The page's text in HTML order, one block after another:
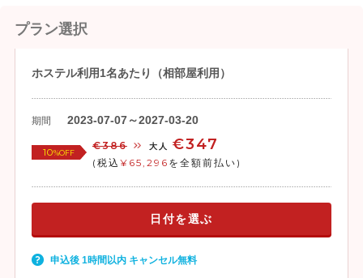
プラン選択
ホステル利用1名あたり（相部屋利用）
期間 2023-07-07～2027-03-20
10%OFF
€386 大人 €347
(税込 ¥65,296 を全額前払い)
日付を選ぶ
申込後 1時間以内 キャンセル無料